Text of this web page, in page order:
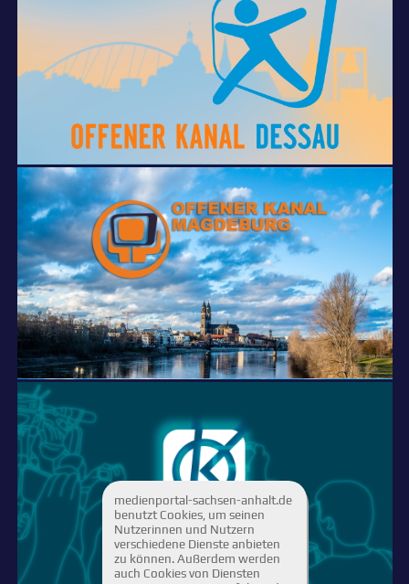
medienportal-sachsen-anhalt.de
benutzt Cookies, um seinen
Nutzerinnen und Nutzern
verschiedene Dienste anbieten
zu können. Außerdem werden
auch Cookies von Diensten